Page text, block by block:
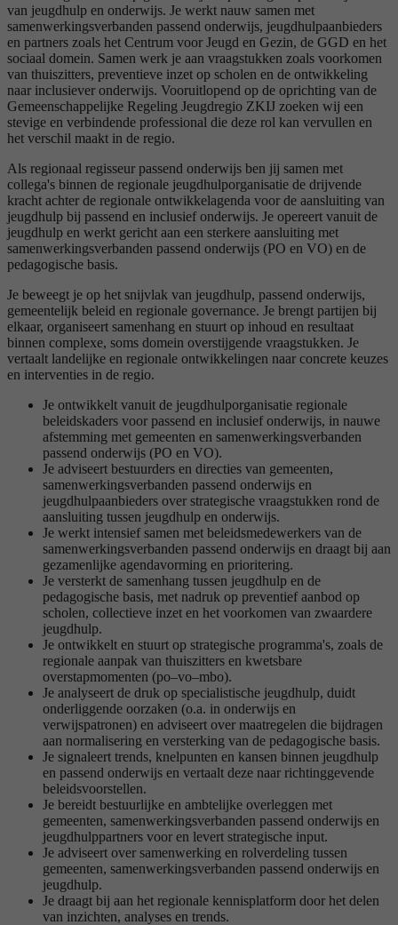
van jeugdhulp en onderwijs. Je werkt nauw samen met
samenwerkingsverbanden passend onderwijs, jeugdhulpaanbieders
en partners zoals het Centrum voor Jeugd en Gezin, de GGD en het
sociaal domein. Samen werk je aan vraagstukken zoals voorkomen
van thuiszitters, preventieve inzet op scholen en de ontwikkeling
naar inclusiever onderwijs. Vooruitlopend op de oprichting van de
Gemeenschappelijke Regeling Jeugdregio ZKIJ zoeken wij een
stevige en verbindende professional die deze rol kan vervullen en
het verschil maakt in de regio.
Als regionaal regisseur passend onderwijs ben jij samen met
collega's binnen de regionale jeugdhulporganisatie de drijvende
kracht achter de regionale ontwikkelagenda voor de aansluiting van
jeugdhulp bij passend en inclusief onderwijs. Je opereert vanuit de
jeugdhulp en werkt gericht aan een sterkere aansluiting met
samenwerkingsverbanden passend onderwijs (PO en VO) en de
pedagogische basis.
Je beweegt je op het snijvlak van jeugdhulp, passend onderwijs,
gemeentelijk beleid en regionale governance. Je brengt partijen bij
elkaar, organiseert samenhang en stuurt op inhoud en resultaat
binnen complexe, soms domein overstijgende vraagstukken. Je
vertaalt landelijke en regionale ontwikkelingen naar concrete keuzes
en interventies in de regio.
Je ontwikkelt vanuit de jeugdhulporganisatie regionale
beleidskaders voor passend en inclusief onderwijs, in nauwe
afstemming met gemeenten en samenwerkingsverbanden
passend onderwijs (PO en VO).
Je adviseert bestuurders en directies van gemeenten,
samenwerkingsverbanden passend onderwijs en
jeugdhulpaanbieders over strategische vraagstukken rond de
aansluiting tussen jeugdhulp en onderwijs.
Je werkt intensief samen met beleidsmedewerkers van de
samenwerkingsverbanden passend onderwijs en draagt bij aan
gezamenlijke agendavorming en prioritering.
Je versterkt de samenhang tussen jeugdhulp en de
pedagogische basis, met nadruk op preventief aanbod op
scholen, collectieve inzet en het voorkomen van zwaardere
jeugdhulp.
Je ontwikkelt en stuurt op strategische programma's, zoals de
regionale aanpak van thuiszitters en kwetsbare
overstapmomenten (po–vo–mbo).
Je analyseert de druk op specialistische jeugdhulp, duidt
onderliggende oorzaken (o.a. in onderwijs en
verwijspatronen) en adviseert over maatregelen die bijdragen
aan normalisering en versterking van de pedagogische basis.
Je signaleert trends, knelpunten en kansen binnen jeugdhulp
en passend onderwijs en vertaalt deze naar richtinggevende
beleidsvoorstellen.
Je bereidt bestuurlijke en ambtelijke overleggen met
gemeenten, samenwerkingsverbanden passend onderwijs en
jeugdhulppartners voor en levert strategische input.
Je adviseert over samenwerking en rolverdeling tussen
gemeenten, samenwerkingsverbanden passend onderwijs en
jeugdhulp.
Je draagt bij aan het regionale kennisplatform door het delen
van inzichten, analyses en trends.